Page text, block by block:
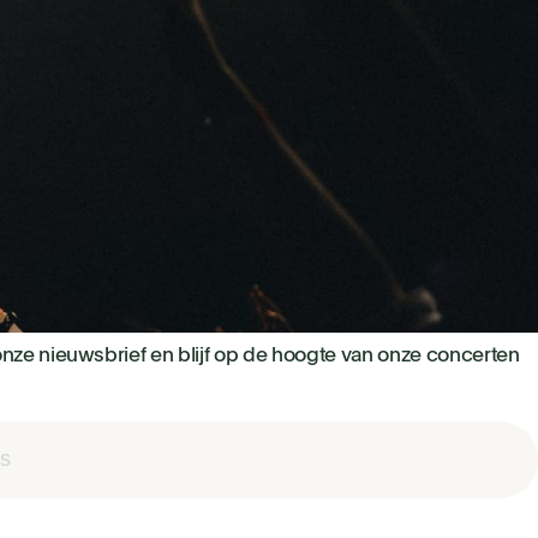
nieuwsbrief en blijf op de hoogte van onze concerten